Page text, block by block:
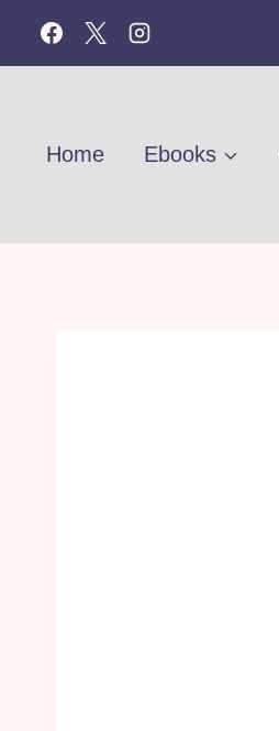
Home Ebooks